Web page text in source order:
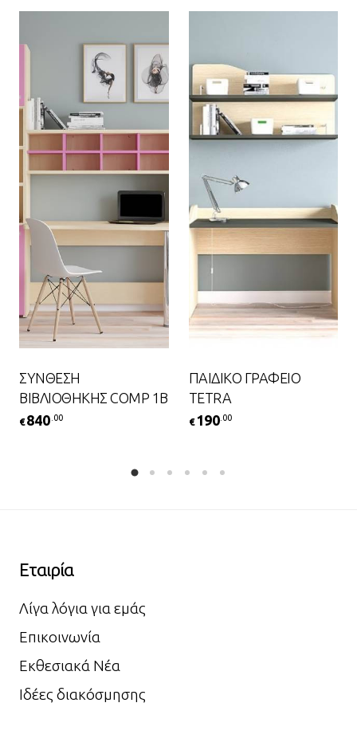
ΣΥΝΘΕΣΗ
ΒΙΒΛΙΟΘΗΚΗΣ COMP 1B
€ 840 .00
ΠΑΙΔΙΚΟ ΓΡΑΦΕΙΟ
TETRA
€ 190 .00
Εταιρία
Λίγα λόγια για εμάς
Επικοινωνία
Εκθεσιακά Νέα
Ιδέες διακόσμησης